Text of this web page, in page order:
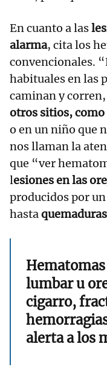
En cuanto a las
alarma, cita los
convencionales.
habituales en las
caminan y
otros sitios, como
o en un niño que
nos llaman la
que “ver
lesiones en las
producidos por
hasta
lumbar u
cigarro,
alerta a los